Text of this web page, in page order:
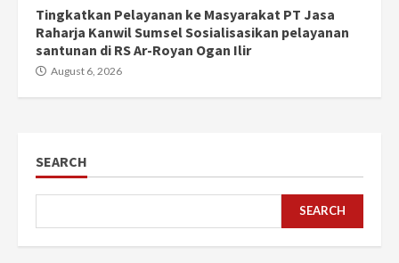
Tingkatkan Pelayanan ke Masyarakat PT Jasa
Raharja Kanwil Sumsel Sosialisasikan pelayanan
santunan di RS Ar-Royan Ogan Ilir
August 6, 2026
SEARCH
SEARCH